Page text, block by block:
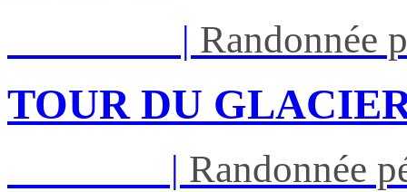
| Randonnée
TOUR DU
| Randonnée